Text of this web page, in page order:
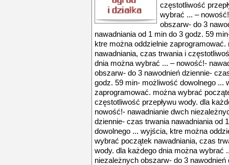
częstotliwość
wybrać ... –
obszarw- do 3
nawadniania od 1 min do 3 godz. 59
ktre można oddzielnie
nawadniania, czas trwania i
dnia można wybrać ... – nowość!-
obszarw- do 3 nawodnień dziennie-
godz. 59 min- możliwość dowolnego ...
zaprogramować. można wybrać
częstotliwość przepływu wody. dla
nowość!- nawadnianie dwch
dziennie- czas trwania nawadniania od
dowolnego ... wyjścia, ktre można
wybrać początek nawadniania, czas
wody. dla każdego dnia można wybrać
niezależnych obszarw- do 3